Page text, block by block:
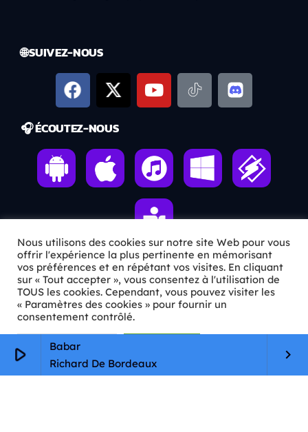
play_arrow
Babar
Richard De Bordeaux
keyboard_arrow_right
🌐 SUIVEZ-NOUS
🎧 ÉCOUTEZ-NOUS
ℹ️ INFOS PRATIQUES
✉️Contact
🦊Qui sommes-nous ?
📄
Mentions légales
Nous utilisons des cookies sur notre site Web pour vous
offrir l'expérience la plus pertinente en mémorisant
vos préférences et en répétant vos visites. En cliquant
sur « Tout accepter », vous consentez à l'utilisation de
TOUS les cookies. Cependant, vous pouvez visiter les
« Paramètres des cookies » pour fournir un
consentement contrôlé.
Paramètres Cookie